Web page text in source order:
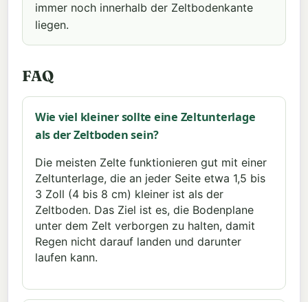
immer noch innerhalb der Zeltbodenkante
liegen.
FAQ
Wie viel kleiner sollte eine Zeltunterlage
als der Zeltboden sein?
Die meisten Zelte funktionieren gut mit einer
Zeltunterlage, die an jeder Seite etwa 1,5 bis
3 Zoll (4 bis 8 cm) kleiner ist als der
Zeltboden. Das Ziel ist es, die Bodenplane
unter dem Zelt verborgen zu halten, damit
Regen nicht darauf landen und darunter
laufen kann.